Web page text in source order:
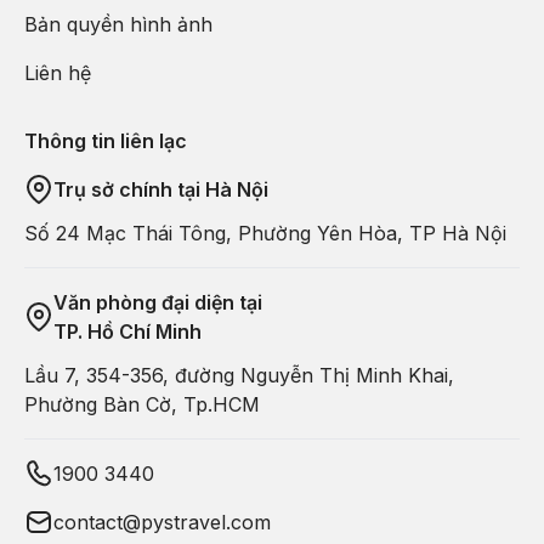
Điểm đặc biệt của tour Thành Đô - Cửu Trại Câu 5
ngày 4 đêm:
Bản quyền hình ảnh
Liên hệ
Thông tin liên lạc
Trụ sở chính tại Hà Nội
Số 24 Mạc Thái Tông, Phường Yên Hòa, TP Hà Nội
Văn phòng đại diện tại
TP. Hồ Chí Minh
Lầu 7, 354-356, đường Nguyễn Thị Minh Khai,
Phường Bàn Cờ, Tp.HCM
1900 3440
contact@pystravel.com